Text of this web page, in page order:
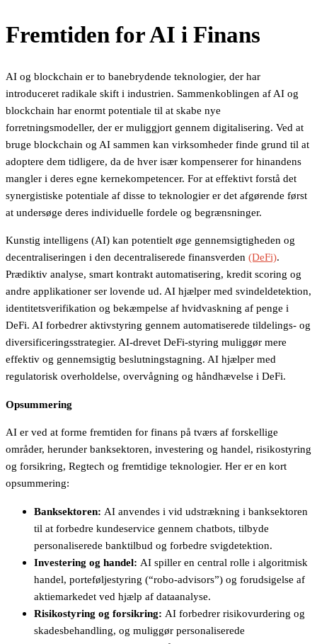
Fremtiden for AI i Finans
AI og blockchain er to banebrydende teknologier, der har
introduceret radikale skift i industrien. Sammenkoblingen af AI og
blockchain har enormt potentiale til at skabe nye
forretningsmodeller, der er muliggjort gennem digitalisering. Ved at
bruge blockchain og AI sammen kan virksomheder finde grund til at
adoptere dem tidligere, da de hver især kompenserer for hinandens
mangler i deres egne kernekompetencer. For at effektivt forstå det
synergistiske potentiale af disse to teknologier er det afgørende først
at undersøge deres individuelle fordele og begrænsninger.
Kunstig intelligens (AI) kan potentielt øge gennemsigtigheden og
decentraliseringen i den decentraliserede finansverden (DeFi).
Prædiktiv analyse, smart kontrakt automatisering, kredit scoring og
andre applikationer ser lovende ud. AI hjælper med svindeldetektion,
identitetsverifikation og bekæmpelse af hvidvaskning af penge i
DeFi. AI forbedrer aktivstyring gennem automatiserede tildelings- og
diversificeringsstrategier. AI-drevet DeFi-styring muliggør mere
effektiv og gennemsigtig beslutningstagning. AI hjælper med
regulatorisk overholdelse, overvågning og håndhævelse i DeFi.
Opsummering
AI er ved at forme fremtiden for finans på tværs af forskellige
områder, herunder banksektoren, investering og handel, risikostyring
og forsikring, Regtech og fremtidige teknologier. Her er en kort
opsummering:
Banksektoren: AI anvendes i vid udstrækning i banksektoren
til at forbedre kundeservice gennem chatbots, tilbyde
personaliserede banktilbud og forbedre svigdetektion.
Investering og handel: AI spiller en central rolle i algoritmisk
handel, porteføljestyring (“robo-advisors”) og forudsigelse af
aktiemarkedet ved hjælp af dataanalyse.
Risikostyring og forsikring: AI forbedrer risikovurdering og
skadesbehandling, og muliggør personaliserede